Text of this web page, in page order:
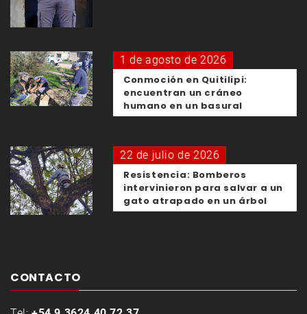
1 de agosto de 2026
Conmoción en Quitilipi:
encuentran un cráneo
humano en un basural
22 de julio de 2026
Resistencia: Bomberos
intervinieron para salvar a un
gato atrapado en un árbol
CONTACTO